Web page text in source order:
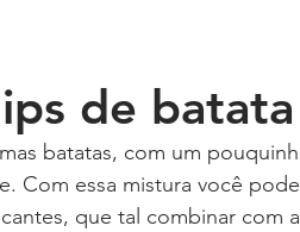
de
batatas, com um
Com essa mistura você
que tal combinar com